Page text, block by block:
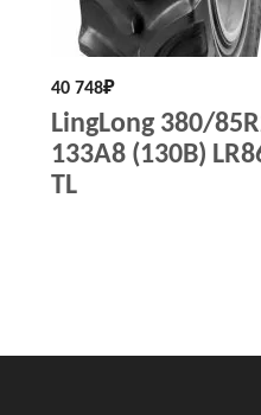
40 748₽
LingLong 380/
133A8 (130B)
TL